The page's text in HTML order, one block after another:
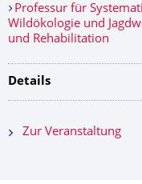
Professur für
Wildökologie und
und Rehabilitation
Details
Zur Veranstaltung